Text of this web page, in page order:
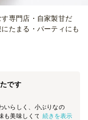
す専門店・自家製甘だ
たまる・パーティにも
です
いらしく、小ぶりなの
も美味しくて、皆さんに
続きを表示